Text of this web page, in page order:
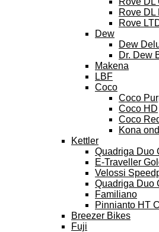
Rove DL
Rove
Dew
Dew
Dr. Dew
Makena
LBF
Coco
Coco
Coco HD
Coco
Kona
Kettler
Quadriga Duo
E-Traveller
Velossi
Quadriga Duo
Familiano
Pinnianto HT
Breezer Bikes
Fuji